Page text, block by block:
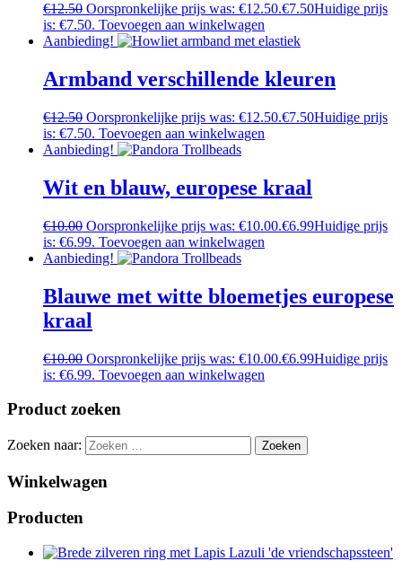
€12.50 Oorspronkelijke prijs was: €12.50.€7.50Huidige prijs
is: €7.50. Toevoegen aan winkelwagen
Aanbieding!
Armband verschillende kleuren
€12.50 Oorspronkelijke prijs was: €12.50.€7.50Huidige prijs
is: €7.50. Toevoegen aan winkelwagen
Aanbieding!
Wit en blauw, europese kraal
€10.00 Oorspronkelijke prijs was: €10.00.€6.99Huidige prijs
is: €6.99. Toevoegen aan winkelwagen
Aanbieding!
Blauwe met witte bloemetjes europese
kraal
€10.00 Oorspronkelijke prijs was: €10.00.€6.99Huidige prijs
is: €6.99. Toevoegen aan winkelwagen
Product zoeken
Zoeken naar:
Winkelwagen
Producten